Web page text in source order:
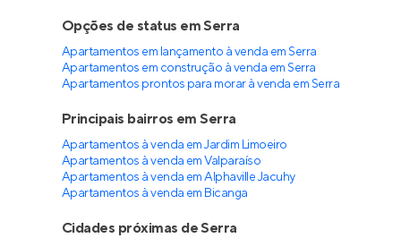
Opções de status em Serra
Apartamentos em lançamento à venda em Serra
Apartamentos em construção à venda em Serra
Apartamentos prontos para morar à venda em Serra
Principais bairros em Serra
Apartamentos à venda em Jardim Limoeiro
Apartamentos à venda em Valparaíso
Apartamentos à venda em Alphaville Jacuhy
Apartamentos à venda em Bicanga
Cidades próximas de Serra